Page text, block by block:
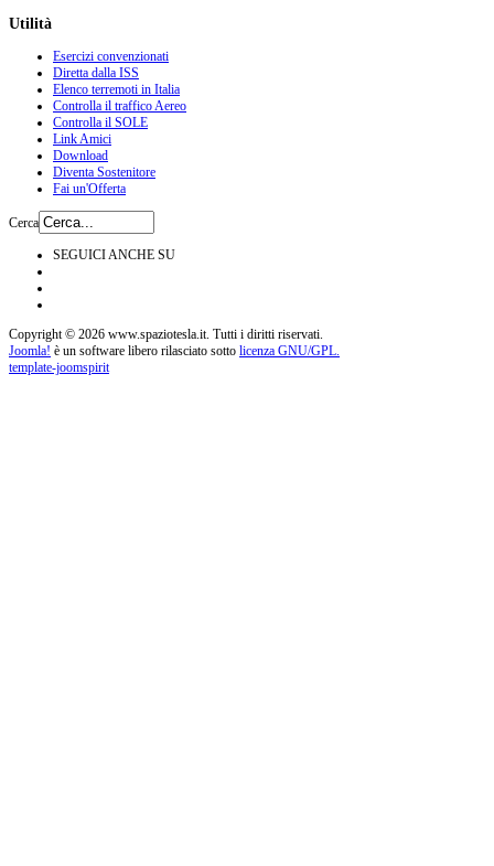
Utilità
Esercizi convenzionati
Diretta dalla ISS
Elenco terremoti in Italia
Controlla il traffico Aereo
Controlla il SOLE
Link Amici
Download
Diventa Sostenitore
Fai un'Offerta
Cerca
SEGUICI ANCHE SU
Copyright © 2026 www.spaziotesla.it. Tutti i diritti riservati.
Joomla! è un software libero rilasciato sotto licenza GNU/GPL.
template-joomspirit